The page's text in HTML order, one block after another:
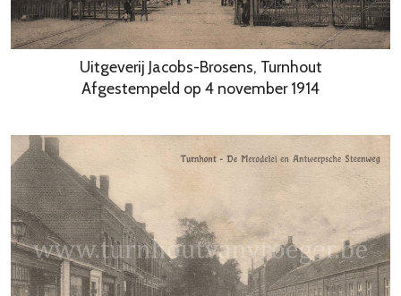
Uitgeverij Jacobs-Brosens, Turnhout
Afgestempeld op 4 november 1914